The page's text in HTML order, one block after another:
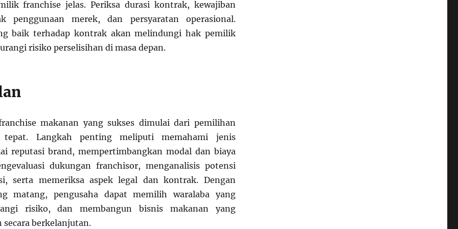
franchise jelas. Periksa durasi kontrak, kewajiban
penggunaan merek, dan persyaratan operasional.
baik terhadap kontrak akan melindungi hak pemilik
risiko perselisihan di masa depan.
makanan yang sukses dimulai dari pemilihan
tepat. Langkah penting meliputi memahami jenis
reputasi brand, mempertimbangkan modal dan biaya
dukungan franchisor, menganalisis potensi
serta memeriksa aspek legal dan kontrak. Dengan
matang, pengusaha dapat memilih waralaba yang
risiko, dan membangun bisnis makanan yang
berkelanjutan.